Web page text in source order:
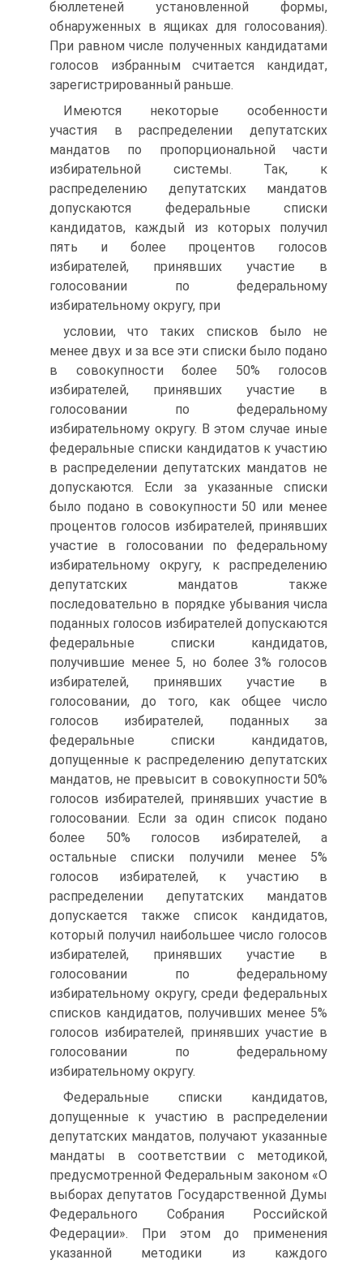
бюллетеней установленной формы,
обнаруженных в ящиках для голосования).
При равном числе полученных кандидатами
голосов избранным считается кандидат,
зарегистрированный раньше.
Имеются некоторые особенности
участия в распределении депутатских
мандатов по пропорциональной части
избирательной системы. Так, к
распределению депутатских мандатов
допускаются федеральные списки
кандидатов, каждый из которых получил
пять и более процентов голосов
избирателей, принявших участие в
голосовании по федеральному
избирательному округу, при
условии, что таких списков было не
менее двух и за все эти списки было подано
в совокупности более 50% голосов
избирателей, принявших участие в
голосовании по федеральному
избирательному округу. В этом случае иные
федеральные списки кандидатов к участию
в распределении депутатских мандатов не
допускаются. Если за указанные списки
было подано в совокупности 50 или менее
процентов голосов избирателей, принявших
участие в голосовании по федеральному
избирательному округу, к распределению
депутатских мандатов также
последовательно в порядке убывания числа
поданных голосов избирателей допускаются
федеральные списки кандидатов,
получившие менее 5, но более 3% голосов
избирателей, принявших участие в
голосовании, до того, как общее число
голосов избирателей, поданных за
федеральные списки кандидатов,
допущенные к распределению депутатских
мандатов, не превысит в совокупности 50%
голосов избирателей, принявших участие в
голосовании. Если за один список подано
более 50% голосов избирателей, а
остальные списки получили менее 5%
голосов избирателей, к участию в
распределении депутатских мандатов
допускается также список кандидатов,
который получил наибольшее число голосов
избирателей, принявших участие в
голосовании по федеральному
избирательному округу, среди федеральных
списков кандидатов, получивших менее 5%
голосов избирателей, принявших участие в
голосовании по федеральному
избирательному округу.
Федеральные списки кандидатов,
допущенные к участию в распределении
депутатских мандатов, получают указанные
мандаты в соответствии с методикой,
предусмотренной Федеральным законом «О
выборах депутатов Государственной Думы
Федерального Собрания Российской
Федерации». При этом до применения
указанной методики из каждого